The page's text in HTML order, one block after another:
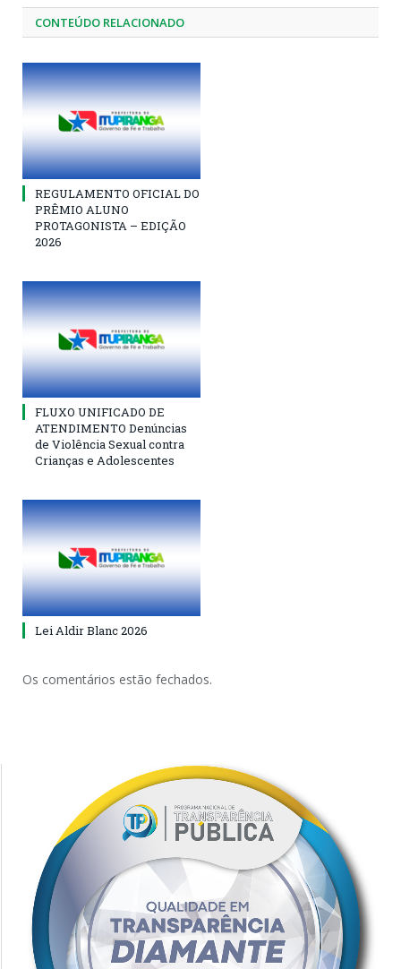
CONTEÚDO RELACIONADO
REGULAMENTO OFICIAL DO
PRÊMIO ALUNO
PROTAGONISTA – EDIÇÃO
2026
FLUXO UNIFICADO DE
ATENDIMENTO Denúncias
de Violência Sexual contra
Crianças e Adolescentes
Lei Aldir Blanc 2026
Os comentários estão fechados.